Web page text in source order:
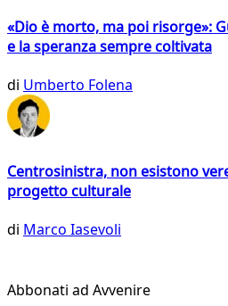
«Dio è morto, ma poi risorge»:
e la speranza sempre coltivata
di Umberto Folena
Centrosinistra, non esistono
progetto culturale
di Marco Iasevoli
Abbonati ad Avvenire